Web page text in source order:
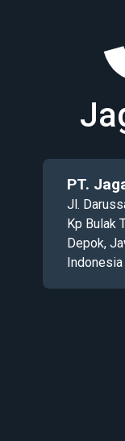
PT.
Jl.
Kp Bulak
Depok,
Indonesia